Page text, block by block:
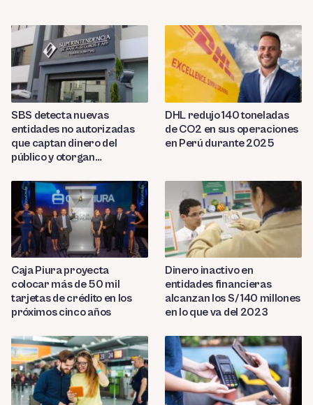
SBS detecta nuevas
entidades no autorizadas
que captan dinero del
público y otorgan
DHL redujo 140 toneladas
de CO2 en sus operaciones
en Perú durante 2025
Caja Piura proyecta
colocar más de 50 mil
tarjetas de crédito en los
próximos cinco años
Dinero inactivo en
entidades financieras
alcanzan los S/ 140 millones
en lo que va del 2023